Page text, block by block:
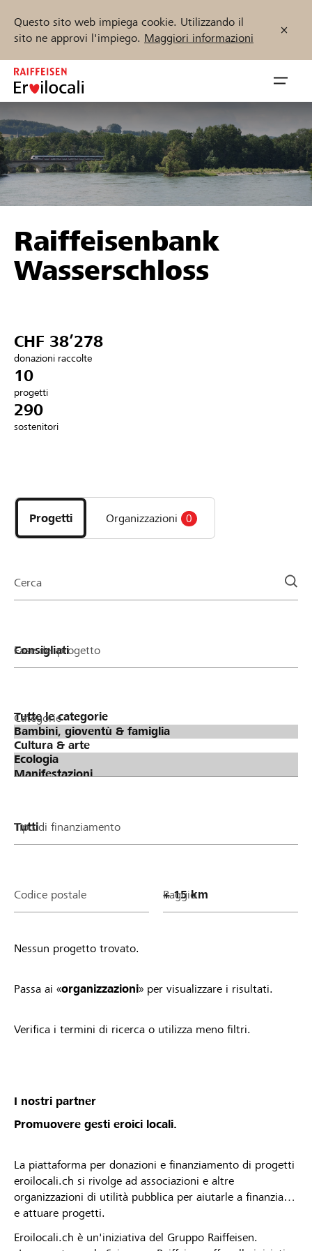
Questo sito web impiega cookie. Utilizzando il
sito ne approvi l'impiego. Maggiori informazioni
Zum
Inhalt
springen
öffnen
Sostenere
Aiuto & supporto
Collegarsi
Trova progetti e organizzazioni
Inizia ora
DE FR IT
Raiffeisenbank
Wasserschloss
CHF 38’278
donazioni raccolte
10
progetti
290
sostenitori
i
progetti
e
della
Progetti Organizzazioni 0
Cerca
Fase del progetto
Categorie
Tipo di finanziamento
Codice postale Raggio
Nessun progetto trovato.
Passa ai «organizzazioni» per visualizzare i risultati.
Verifica i termini di ricerca o utilizza meno filtri.
I nostri partner
Promuovere gesti eroici locali.
La piattaforma per donazioni e finanziamento di progetti
eroilocali.ch si rivolge ad associazioni e altre
organizzazioni di utilità pubblica per aiutarle a finanziare
e attuare progetti.
Eroilocali.ch è un'iniziativa del Gruppo Raiffeisen.